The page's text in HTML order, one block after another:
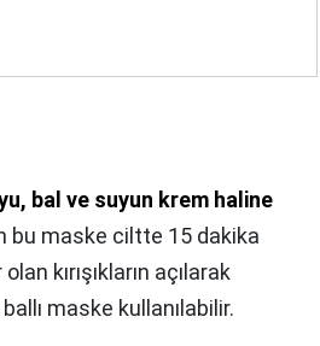
bal ve suyun krem haline
bu maske ciltte 15 dakika
kırışıkların açılarak
maske kullanılabilir.